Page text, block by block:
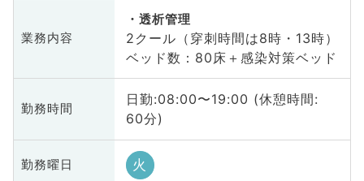
業務内容
透析管理
2クール（穿刺時間は8時・13時）
ベッド数：80床＋感染対策ベッド
勤務時間
日勤:08:00〜19:00 (休憩時間:
60分)
勤務曜日 火